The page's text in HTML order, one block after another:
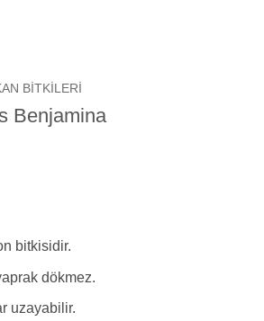
BITKILERI
Benjamina
bitkisidir.
dökmez.
uzayabilir.